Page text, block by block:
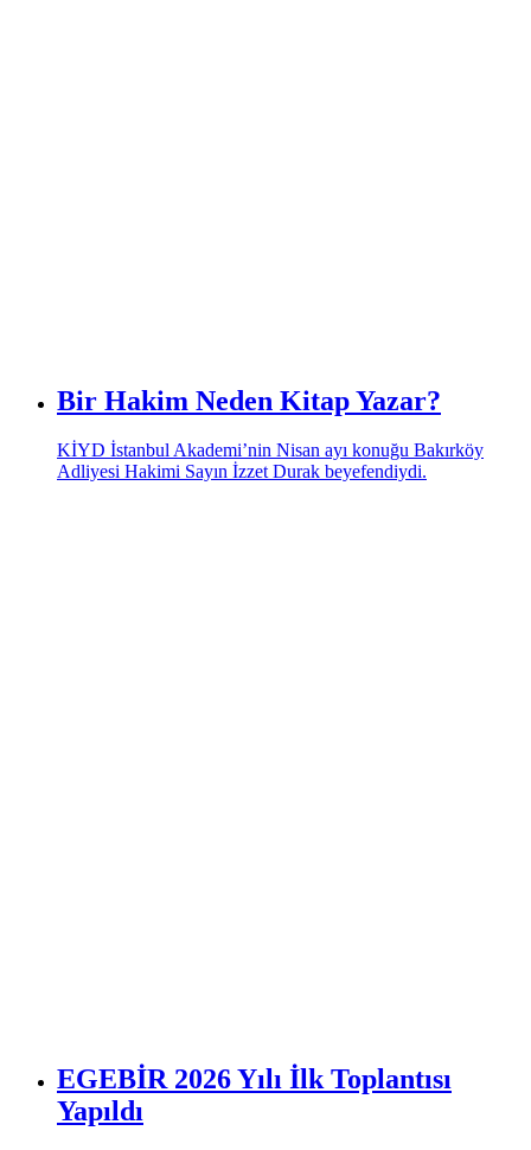
Bir Hakim Neden Kitap Yazar?
KİYD İstanbul Akademi’nin Nisan ayı konuğu Bakırköy
Adliyesi Hakimi Sayın İzzet Durak beyefendiydi.
EGEBİR 2026 Yılı İlk Toplantısı
Yapıldı